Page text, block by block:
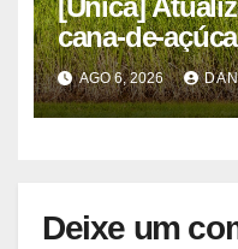
[Unica]
cana-de-
quinzenas de
AGO 6, 2026
Deixe um